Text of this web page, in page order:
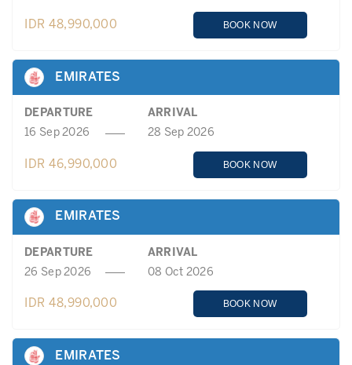
IDR 48,990,000 BOOK NOW
EMIRATES
DEPARTURE
ARRIVAL
16 Sep 2026
28 Sep 2026
IDR 46,990,000 BOOK NOW
EMIRATES
DEPARTURE
ARRIVAL
26 Sep 2026
08 Oct 2026
IDR 48,990,000 BOOK NOW
EMIRATES